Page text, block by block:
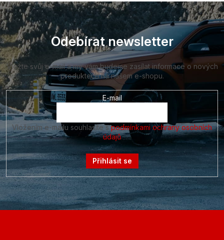
Z
á
p
a
t
í
Odebírat newsletter
Vložte svůj e-mail a my vám budeme zasílat informace o nových
produktech na našem e-shopu.
E-mail
Vložením e-mailu souhlasíte spodmínkami ochrany osobních
údajů
Přihlásit se